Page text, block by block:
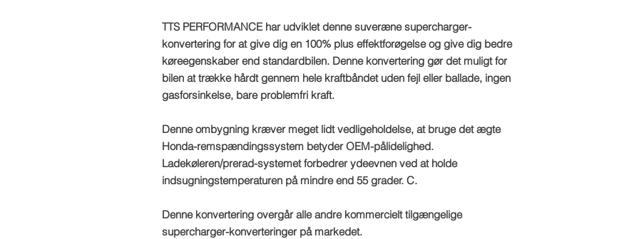
TTS PERFORMANCE har udviklet denne suveræne supercharger-
konvertering for at give dig en 100% plus effektforøgelse og give dig bedre
køreegenskaber end standardbilen. Denne konvertering gør det muligt for
bilen at trække hårdt gennem hele kraftbåndet uden fejl eller ballade, ingen
gasforsinkelse, bare problemfri kraft.
Denne ombygning kræver meget lidt vedligeholdelse, at bruge det ægte
Honda-remspændingssystem betyder OEM-pålidelighed.
Ladekøleren/prerad-systemet forbedrer ydeevnen ved at holde
indsugningstemperaturen på mindre end 55 grader. C.
Denne konvertering overgår alle andre kommercielt tilgængelige
supercharger-konverteringer på markedet.